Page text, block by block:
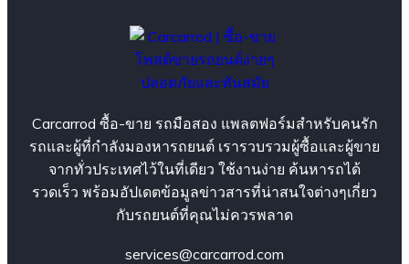
Carcarrod ซื้อ-ขาย รถมือสอง แพลตฟอร์มสำหรับคนรัก
รถและผู้ที่กำลังมองหารถยนต์ เรารวบรวมผู้ซื้อและผู้ขาย
จากทั่วประเทศไว้ในที่เดียว ใช้งานง่าย ค้นหารถได้
รวดเร็ว พร้อมอัปเดตข้อมูลข่าวสารที่น่าสนใจต่างๆเกี่ยว
กับรถยนต์ที่คุณไม่ควรพลาด
services@carcarrod.com